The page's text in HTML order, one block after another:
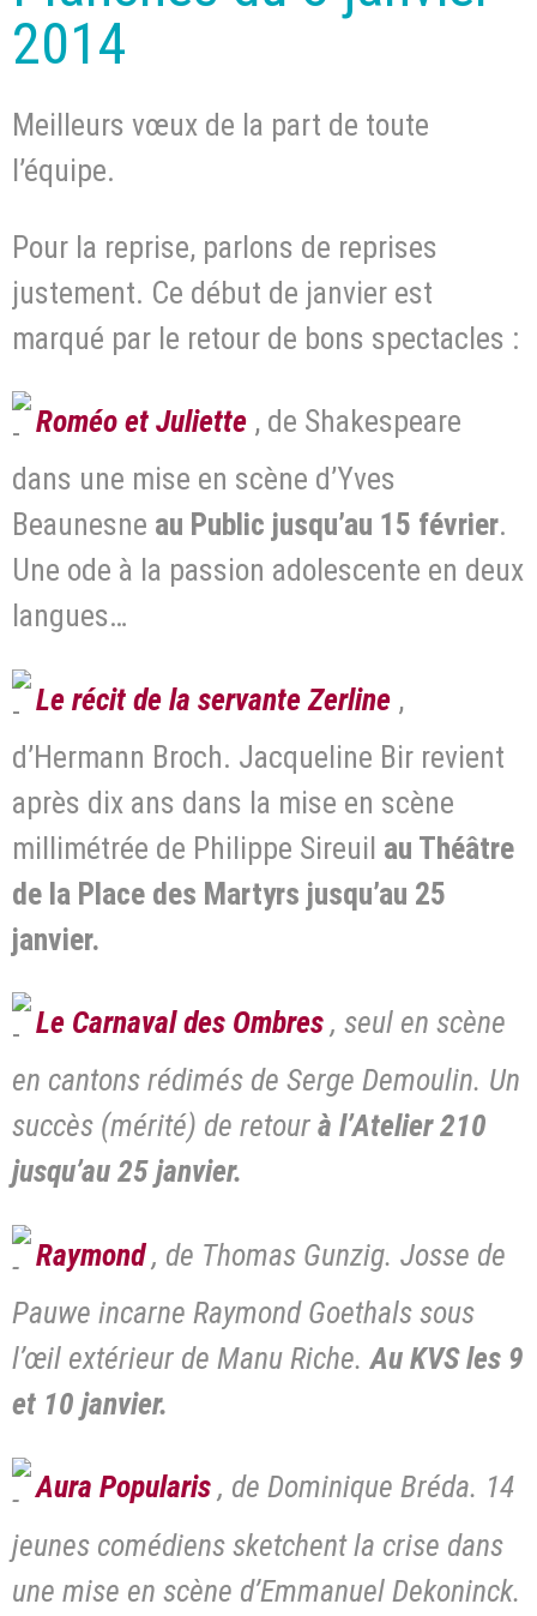
2014
Meilleurs vœux de la part de toute
l’équipe.
Pour la reprise, parlons de reprises
justement. Ce début de janvier est
marqué par le retour de bons spectacles :
Roméo et Juliette , de Shakespeare
dans une mise en scène d’Yves
Beaunesne au Public jusqu’au 15 février.
Une ode à la passion adolescente en deux
langues…
Le récit de la servante Zerline ,
d’Hermann Broch. Jacqueline Bir revient
après dix ans dans la mise en scène
millimétrée de Philippe Sireuil au Théâtre
de la Place des Martyrs jusqu’au 25
janvier.
Le Carnaval des Ombres , seul en scène
en cantons rédimés de Serge Demoulin. Un
succès (mérité) de retour à l’Atelier 210
jusqu’au 25 janvier.
Raymond , de Thomas Gunzig. Josse de
Pauwe incarne Raymond Goethals sous
l’œil extérieur de Manu Riche.Au KVS les 9
et 10 janvier.
Aura Popularis , de Dominique Bréda. 14
jeunes comédiens sketchent la crise dans
une mise en scène d’Emmanuel Dekoninck.